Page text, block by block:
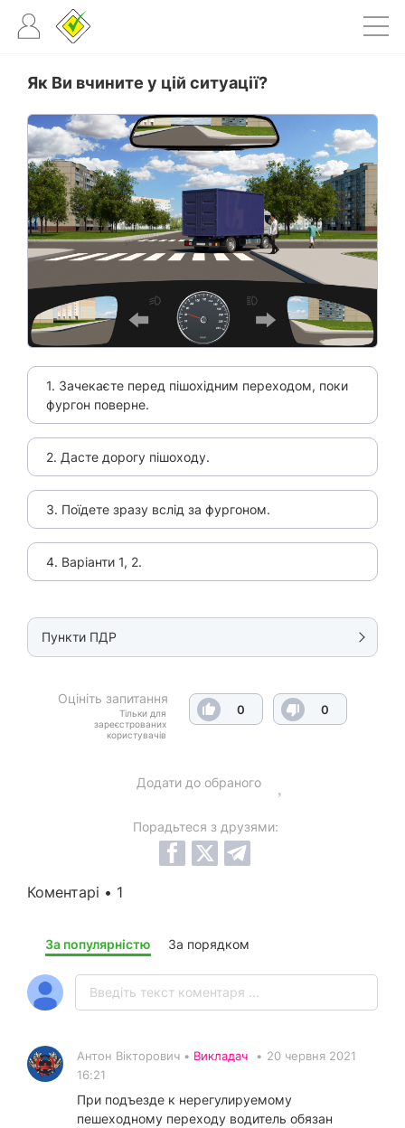
Як Ви вчините у цій ситуації?
1. Зачекаєте перед пішохідним переходом, поки
фургон поверне.
2. Дасте дорогу пішоходу.
3. Поїдете зразу вслід за фургоном.
4. Варіанти 1, 2.
Пункти ПДР
Оцініть запитання
Тільки для
зареєстрованих
користувачів
0 0
Додати до обраного
Порадьтеся з друзями:
Коментарі • 1
За популярністю За порядком
Антон Вікторович • Викладач • 20 червня 2021
16:21
При подъезде к нерегулируемому
пешеходному переходу водитель обязан